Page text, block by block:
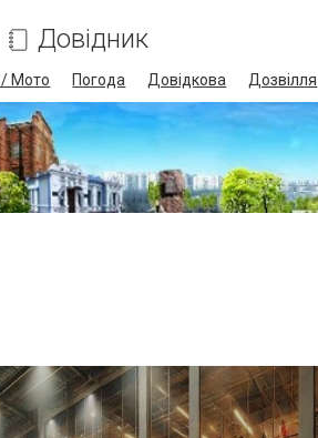
Довідник
Мото Погода Довідкова Дозвілля